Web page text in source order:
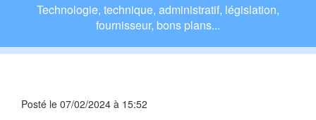
Technologie, technique, administratif, législation,
fournisseur, bons plans...
Posté le 07/02/2024 à 15:52